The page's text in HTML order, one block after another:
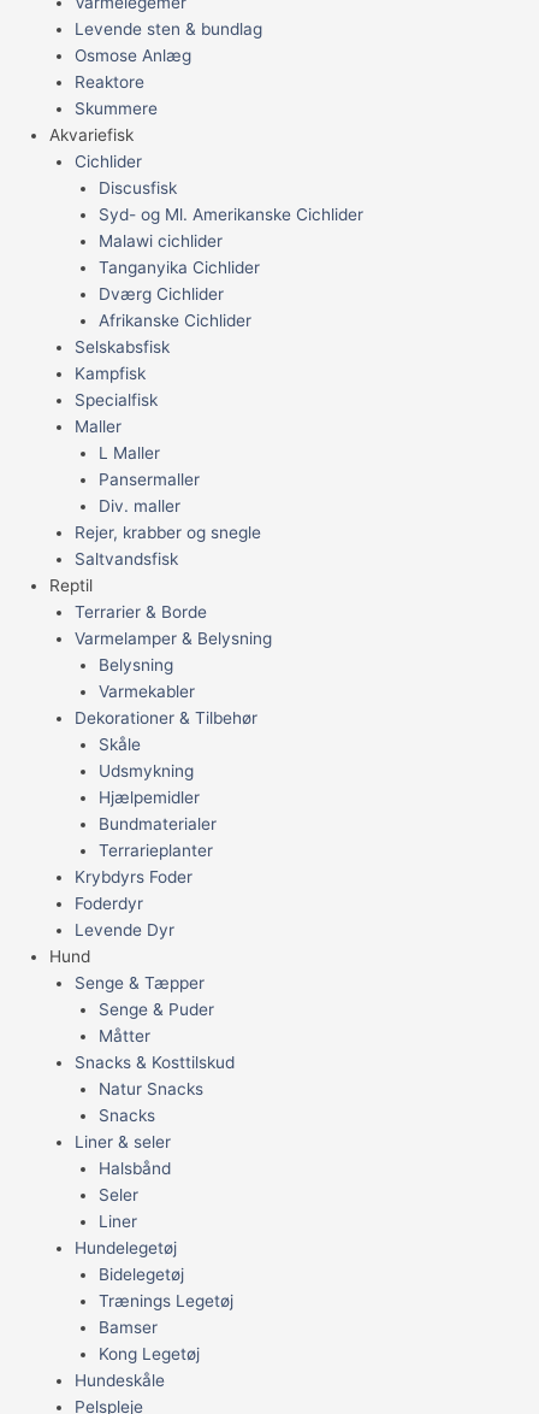
Levende sten & bundlag
Osmose Anlæg
Reaktore
Skummere
Akvariefisk
Cichlider
Discusfisk
Syd- og Ml. Amerikanske Cichlider
Malawi cichlider
Tanganyika Cichlider
Dværg Cichlider
Afrikanske Cichlider
Selskabsfisk
Kampfisk
Specialfisk
Maller
L Maller
Pansermaller
Div. maller
Rejer, krabber og snegle
Saltvandsfisk
Reptil
Terrarier & Borde
Varmelamper & Belysning
Belysning
Varmekabler
Dekorationer & Tilbehør
Skåle
Udsmykning
Hjælpemidler
Bundmaterialer
Terrarieplanter
Krybdyrs Foder
Foderdyr
Levende Dyr
Hund
Senge & Tæpper
Senge & Puder
Måtter
Snacks & Kosttilskud
Natur Snacks
Snacks
Liner & seler
Halsbånd
Seler
Liner
Hundelegetøj
Bidelegetøj
Trænings Legetøj
Bamser
Kong Legetøj
Hundeskåle
Pelspleje